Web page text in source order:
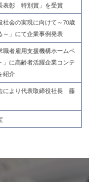
表彰 特別賞」を受賞
会の実現に向けて～70歳
～」にて企業事例発表
職者雇用支援機構ホームペ
」に高齢者活躍企業コンテ
紹介
により代表取締役社長 藤